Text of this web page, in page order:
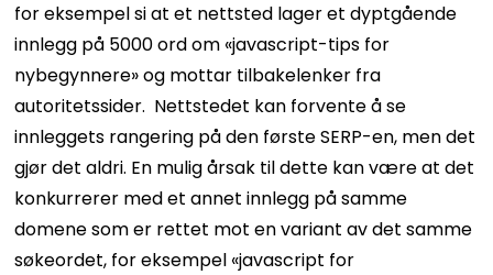
for eksempel si at et nettsted lager et dyptgående
innlegg på 5000 ord om «javascript-tips for
nybegynnere» og mottar tilbakelenker fra
autoritetssider. Nettstedet kan forvente å se
innleggets rangering på den første SERP-en, men det
gjør det aldri. En mulig årsak til dette kan være at det
konkurrerer med et annet innlegg på samme
domene som er rettet mot en variant av det samme
søkeordet, for eksempel «javascript for